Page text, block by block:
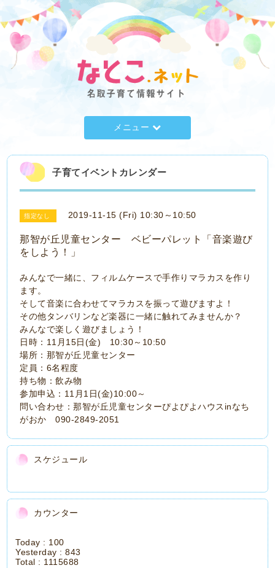
メニュー
子育てイベントカレンダー
指定なし 2019-11-15 (Fri) 10:30～10:50
那智が丘児童センター ベビーパレット「音楽遊び
をしよう！」
みんなで一緒に、フィルムケースで手作りマラカスを作り
ます。
そして音楽に合わせてマラカスを振って遊びますよ！
その他タンバリンなど楽器に一緒に触れてみませんか？
みんなで楽しく遊びましょう！
日時：11月15日(金) 10:30～10:50
場所：那智が丘児童センター
定員：6名程度
持ち物：飲み物
参加申込：11月1日(金)10:00～
問い合わせ：那智が丘児童センターぴよぴよハウスinなち
がおか 090-2849-2051
スケジュール
カウンター
Today : 100
Yesterday :843
Total : 1115688